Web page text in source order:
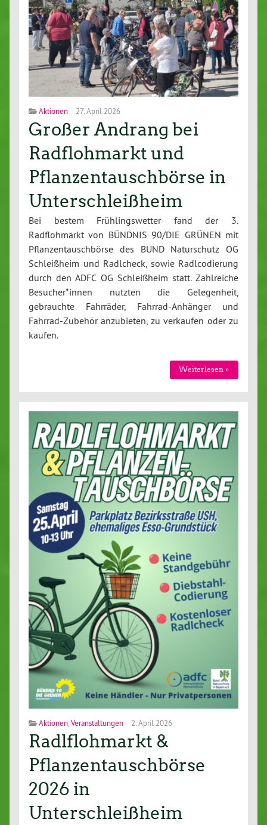
Aktionen 27. April 2026
Großer Andrang bei
Radflohmarkt und
Pflanzentauschbörse in
Unterschleißheim
Bei bestem Frühlingswetter fand der 3.
Radflohmarkt von BÜNDNIS 90/DIE GRÜNEN mit
Pflanzentauschbörse des BUND Naturschutz OG
Schleißheim und Radlcheck, sowie Radlcodierung
durch den ADFC OG Schleißheim statt. Zahlreiche
Besucher*innen nutzten die Gelegenheit,
gebrauchte Fahrräder, Fahrrad-Anhänger und
Fahrrad-Zubehör anzubieten, zu verkaufen oder zu
kaufen.
Weiterlesen »
Aktionen Veranstaltungen 2. April 2026
Radlflohmarkt &
Pflanzentauschbörse
2026 in
Unterschleißheim